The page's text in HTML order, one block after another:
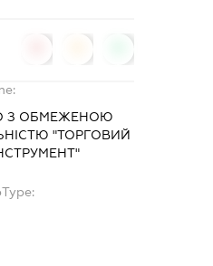
З ОБМЕЖЕНОЮ
"ТОРГОВИЙ